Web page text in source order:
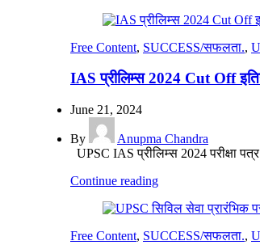
Free Content, SUCCESS/सफलता.,
IAS प्रीलिम्स 2024 Cut Off
June 21, 2024
By
Anupma Chandra
UPSC IAS प्रीलिम्स 2024 परीक्षा
Continue reading
Free Content, SUCCESS/सफलता.,